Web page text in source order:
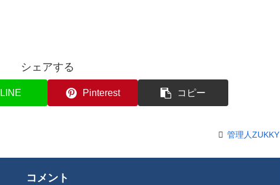
シェアする
LINE Pinterest コピー
管理人ZUKKY
コメント